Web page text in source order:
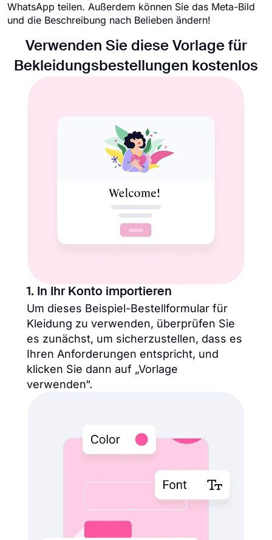
WhatsApp teilen. Außerdem können Sie das Meta-Bild
und die Beschreibung nach Belieben ändern!
Verwenden Sie diese Vorlage für
Bekleidungsbestellungen kostenlos
1. In Ihr Konto importieren
Um dieses Beispiel-Bestellformular für
Kleidung zu verwenden, überprüfen Sie
es zunächst, um sicherzustellen, dass es
Ihren Anforderungen entspricht, und
klicken Sie dann auf „Vorlage
verwenden“.